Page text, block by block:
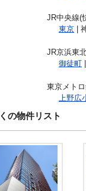
JR中央線(
東京 |
JR京浜東
御徒町
東京メト
上野広
の物件リスト